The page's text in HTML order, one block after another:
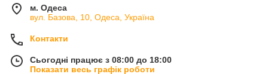
м. Одеса
вул. Базова, 10, Одеса, Україна
Контакти
Сьогодні працює з 08:00 до 18:00
Показати весь графік роботи